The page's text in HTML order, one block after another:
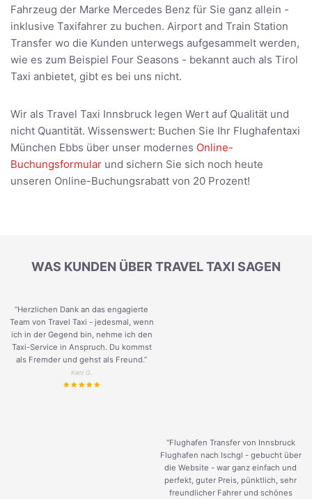
Fahrzeug der Marke Mercedes Benz für Sie ganz allein -
inklusive Taxifahrer zu buchen. Airport and Train Station
Transfer wo die Kunden unterwegs aufgesammelt werden,
wie es zum Beispiel Four Seasons - bekannt auch als Tirol
Taxi anbietet, gibt es bei uns nicht.
Wir als Travel Taxi Innsbruck legen Wert auf Qualität und
nicht Quantität. Wissenswert: Buchen Sie Ihr Flughafentaxi
München Ebbs über unser modernes Online-
Buchungsformular und sichern Sie sich noch heute
unseren Online-Buchungsrabatt von 20 Prozent!
WAS KUNDEN ÜBER TRAVEL TAXI SAGEN
“Herzlichen Dank an das engagierte
Team von Travel Taxi - jedesmal, wenn
ich in der Gegend bin, nehme ich den
Taxi-Service in Anspruch. Du kommst
als Fremder und gehst als Freund.”
Keni G.
“Flughafen Transfer von Innsbruck
Flughafen nach Ischgl - gebucht über
die Website - war ganz einfach und
perfekt, guter Preis, pünktlich, sehr
freundlicher Fahrer und schönes